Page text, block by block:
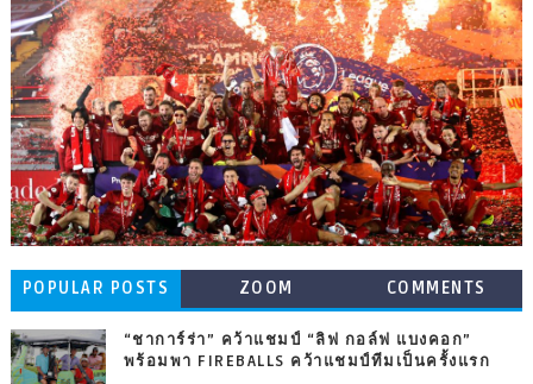
POPULAR POSTS ZOOM COMMENTS
“ชาการ์ร่า” คว้าแชมป์ “ลิฟ กอล์ฟ แบงคอก”
พร้อมพา FIREBALLS คว้าแชมป์ทีมเป็นครั้งแรก